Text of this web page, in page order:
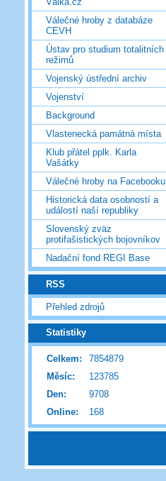
Válečné hroby z databáze
CEVH
Ústav pro studium totalitních
režimů
Vojenský ústřední archiv
Vojenství
Background
Vlastenecká památná místa
Klub přátel pplk. Karla
Vašátky
Válečné hroby na Facebooku
Historická data osobností a
událostí naší republiky
Slovenský zväz
protifašistických bojovníkov
Nadační fond REGI Base
RSS
Přehled zdrojů
Statistiky
Online: 168
Celkem:
7854879
Měsíc:
123785
Den:
9708